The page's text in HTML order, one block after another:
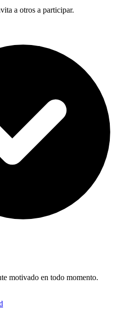
a otros a participar.
motivado en todo momento.